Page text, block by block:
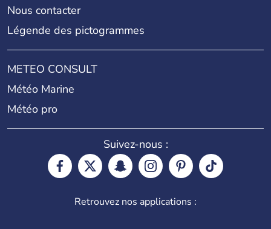
Nous contacter
Légende des pictogrammes
METEO CONSULT
Météo Marine
Météo pro
Suivez-nous :
Retrouvez nos applications :